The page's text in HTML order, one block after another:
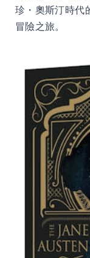
珍・奧斯汀時代
冒險之旅。